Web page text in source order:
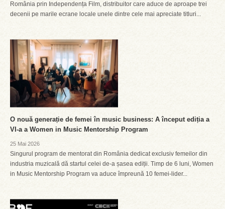
România prin Independența Film, distribuitor care aduce de aproape trei
decenii pe marile ecrane locale unele dintre cele mai apreciate titluri...
O nouă generație de femei în music business: A început ediția a
VI-a a Women in Music Mentorship Program
25 Mai 2026
Singurul program de mentorat din România dedicat exclusiv femeilor din
industria muzicală dă startul celei de-a șasea ediții. Timp de 6 luni, Women
in Music Mentorship Program va aduce împreună 10 femei-lider...